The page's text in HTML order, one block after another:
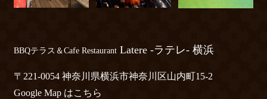
BBQテラス＆Cafe RestaurantLatere -ラテレ- 横浜
〒221-0054 神奈川県横浜市神奈川区山内町15-2
Google Map はこちら